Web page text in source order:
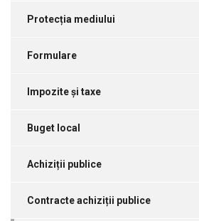
Protecția mediului
Formulare
Impozite și taxe
Buget local
Achiziții publice
Contracte achiziții publice